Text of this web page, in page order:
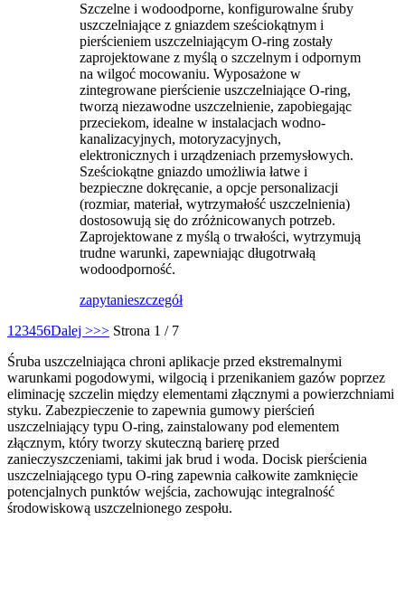
Szczelne i wodoodporne, konfigurowalne śruby
uszczelniające z gniazdem sześciokątnym i
pierścieniem uszczelniającym O-ring zostały
zaprojektowane z myślą o szczelnym i odpornym
na wilgoć mocowaniu. Wyposażone w
zintegrowane pierścienie uszczelniające O-ring,
tworzą niezawodne uszczelnienie, zapobiegając
przeciekom, idealne w instalacjach wodno-
kanalizacyjnych, motoryzacyjnych,
elektronicznych i urządzeniach przemysłowych.
Sześciokątne gniazdo umożliwia łatwe i
bezpieczne dokręcanie, a opcje personalizacji
(rozmiar, materiał, wytrzymałość uszczelnienia)
dostosowują się do zróżnicowanych potrzeb.
Zaprojektowane z myślą o trwałości, wytrzymują
trudne warunki, zapewniając długotrwałą
wodoodporność.
zapytanieszczegół
1 23456Dalej >>> Strona 1 / 7
Śruba uszczelniająca chroni aplikacje przed ekstremalnymi
warunkami pogodowymi, wilgocią i przenikaniem gazów poprzez
eliminację szczelin między elementami złącznymi a powierzchniami
styku. Zabezpieczenie to zapewnia gumowy pierścień
uszczelniający typu O-ring, zainstalowany pod elementem
złącznym, który tworzy skuteczną barierę przed
zanieczyszczeniami, takimi jak brud i woda. Docisk pierścienia
uszczelniającego typu O-ring zapewnia całkowite zamknięcie
potencjalnych punktów wejścia, zachowując integralność
środowiskową uszczelnionego zespołu.